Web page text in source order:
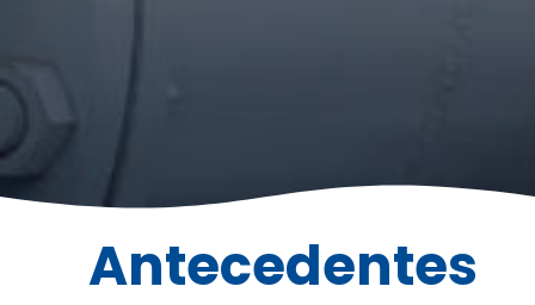
Antecedentes